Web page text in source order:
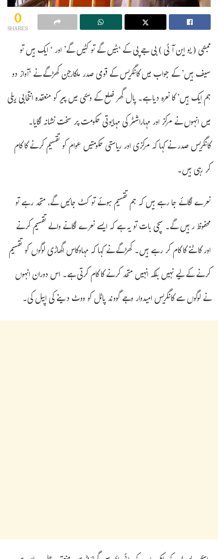
0
SHARES
ممبئی ( یو این آئی ) بی جے پی کے ‘بٹیں گے تو کٹیں گے’ اور ‘ ایک ہیں تو
سیف ہیں’ کے جواب میں کانگریس کے قومی صدر ملکارجن کھڑگے نے ‘آواز دو
ہم ایک ہیں’ کا نعرہ دیا ہے۔ پال گھر ضلع کے وسئی میں پیر کو منعقدہ انتخابی ریلی
میں انہوں نے مرکز اور مہاراشٹر کی مہایوتی حکومت پر سخت نشانہ لگایا۔
کانگریس صدر نے کہا کہ مرکزی اور ریاستی حکومتیں عوام کو تقسیم کرنے کا کام
کر رہی ہیں۔
نعرے لگائے جا رہے ہیں کہ ہم تقسیم ہوئے تو کٹ جائیں گے، متحد رہے تو
محفوظ رہیں گے۔ سچی بات تو یہ ہے کہ ایسے نعرے لگانے والے تقسیم کرنے
اور کاٹنے کا کام کر رہے ہیں۔ کھڑگے نے کہا کہ مہاوکاس اگھاڑی لوگوں کو تقسیم
کرنے کے لیے نہیں بلکہ انہیں متحد کرنے کا کام کرتی ہے۔ اس دوران انہوں
نے لوگوں سے کانگریس امیدوار وجے گووند پاٹل کو ووٹ دینے کی اپیل کی۔